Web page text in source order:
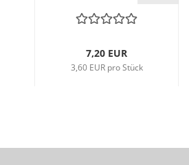
7,20 EUR
3,60 EUR pro Stück